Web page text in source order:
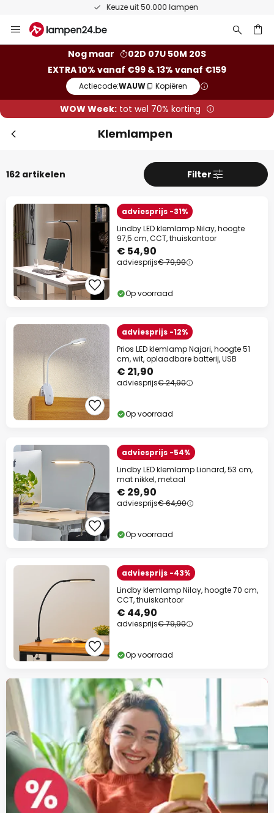
Keuze uit 50.000 lampen
naar
Nog maar
02D 07U 50M 19S
EXTRA 10% vanaf €99 & 13% vanaf €159
Actiecode:WAUW Kopiëren
WOW Week:tot wel 70% korting
Klemlampen
162 artikelen Filter
adviesprijs -31%
Lindby LED klemlamp Nilay, hoogte
97,5 cm, CCT, thuiskantoor
€ 54,90
adviesprijs€ 79,90
Op voorraad
adviesprijs -12%
Prios LED klemlamp Najari, hoogte 51
cm, wit, oplaadbare batterij, USB
€ 21,90
adviesprijs€ 24,90
Op voorraad
adviesprijs -54%
Lindby LED klemlamp Lionard, 53 cm,
mat nikkel, metaal
€ 29,90
adviesprijs€ 64,90
Op voorraad
adviesprijs -43%
Lindby klemlamp Nilay, hoogte 70 cm,
CCT, thuiskantoor
€ 44,90
adviesprijs€ 79,90
Op voorraad
10% kortingvanaf €99
13% kortingvanaf €159
Actiecode:WAUW Kopiëren
Nu besparen
*Uitgesloten merken